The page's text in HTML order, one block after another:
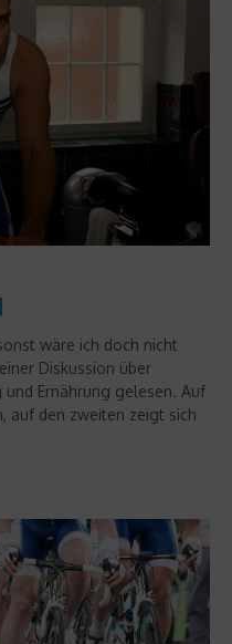
wäre ich doch nicht
Diskussion über
Ernährung gelesen. Auf
auf den zweiten zeigt sich